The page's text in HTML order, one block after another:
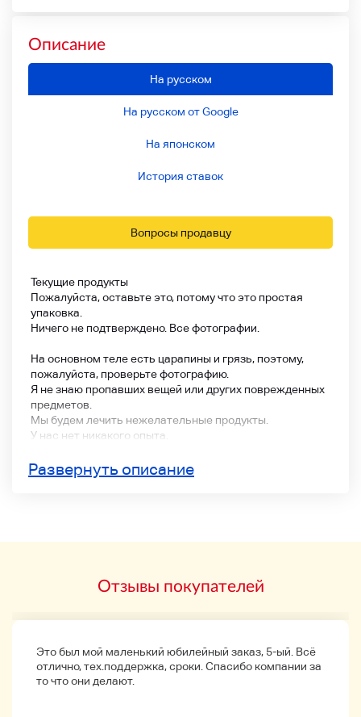
Описание
На русском
На русском от Google
На японском
История ставок
Вопросы продавцу
Текущие продукты
Пожалуйста, оставьте это, потому что это простая
упаковка.
Ничего не подтверждено. Все фотографии.
На основном теле есть царапины и грязь, поэтому,
пожалуйста, проверьте фотографию.
Я не знаю пропавших вещей или других поврежденных
предметов.
Мы будем лечить нежелательные продукты.
У нас нет никакого опыта.
Заметки
Пожалуйста, ознакомьтесь с текущим продуктом.
Развернуть описание
Отзывы покупателей
Это был мой маленький юбилейный заказ, 5-ый. Всё
отлично, тех.поддержка, сроки. Спасибо компании за
то что они делают.